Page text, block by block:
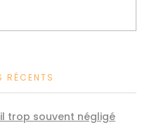
RÉCENTS
trop souvent négligé